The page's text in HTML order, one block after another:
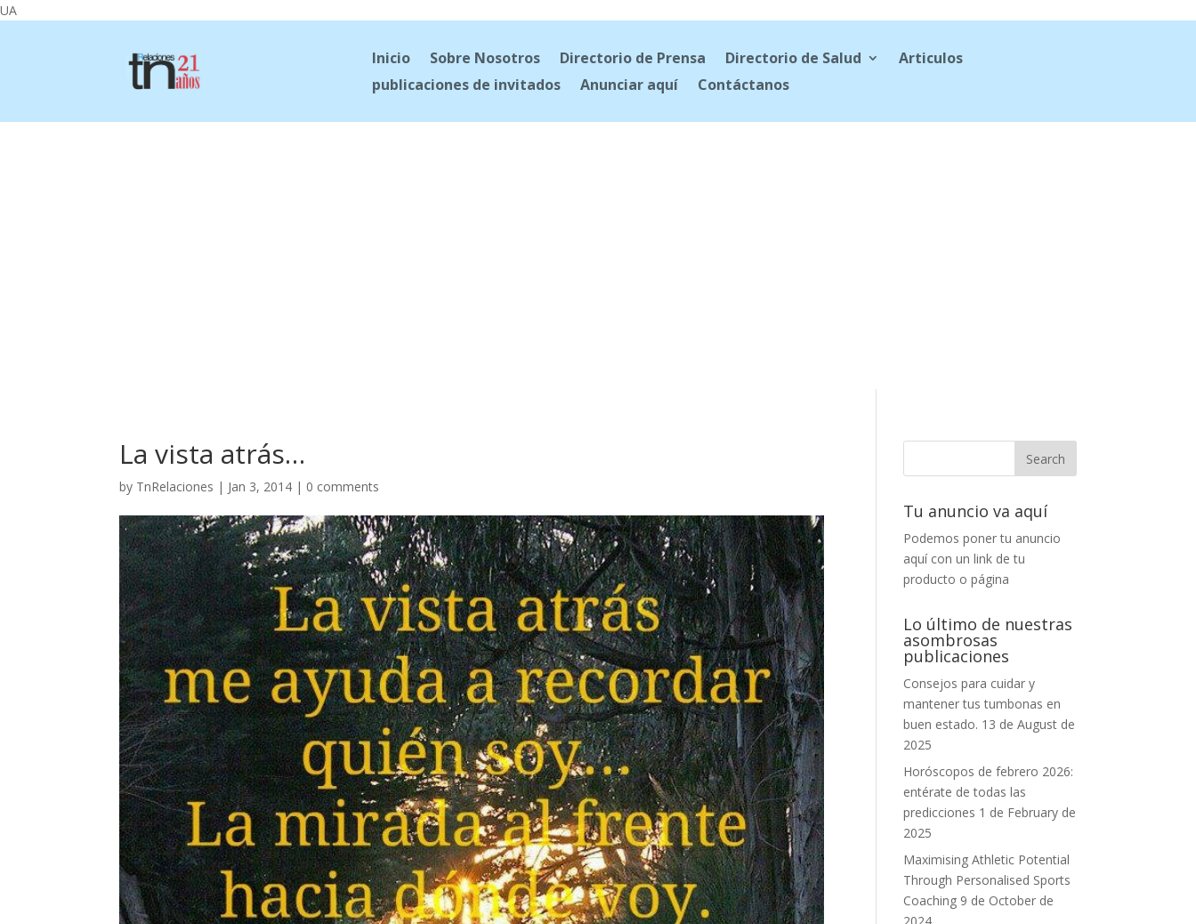
UA
Inicio Sobre Nosotros Directorio de Prensa Directorio de Salud
Articulos
publicaciones de invitados
Anunciar aquí Contáctanos
La vista atrás…
by TnRelaciones | Jan 3, 2014 | 0 comments
Tu anuncio va aquí
Podemos poner tu anuncio
aquí con un link de tu
producto o página
Lo último de nuestras
asombrosas
publicaciones
Consejos para cuidar y
mantener tus tumbonas en
buen estado. 13 de August de
2025
Horóscopos de febrero 2026:
entérate de todas las
predicciones 1 de February de
2025
Maximising Athletic Potential
Through Personalised Sports
Coaching 9 de October de